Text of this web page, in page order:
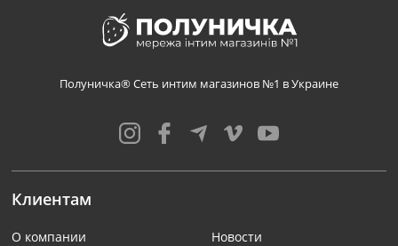
Полуничка® Сеть интим магазинов №1 в Украине
Клиентам
О компании
Новости